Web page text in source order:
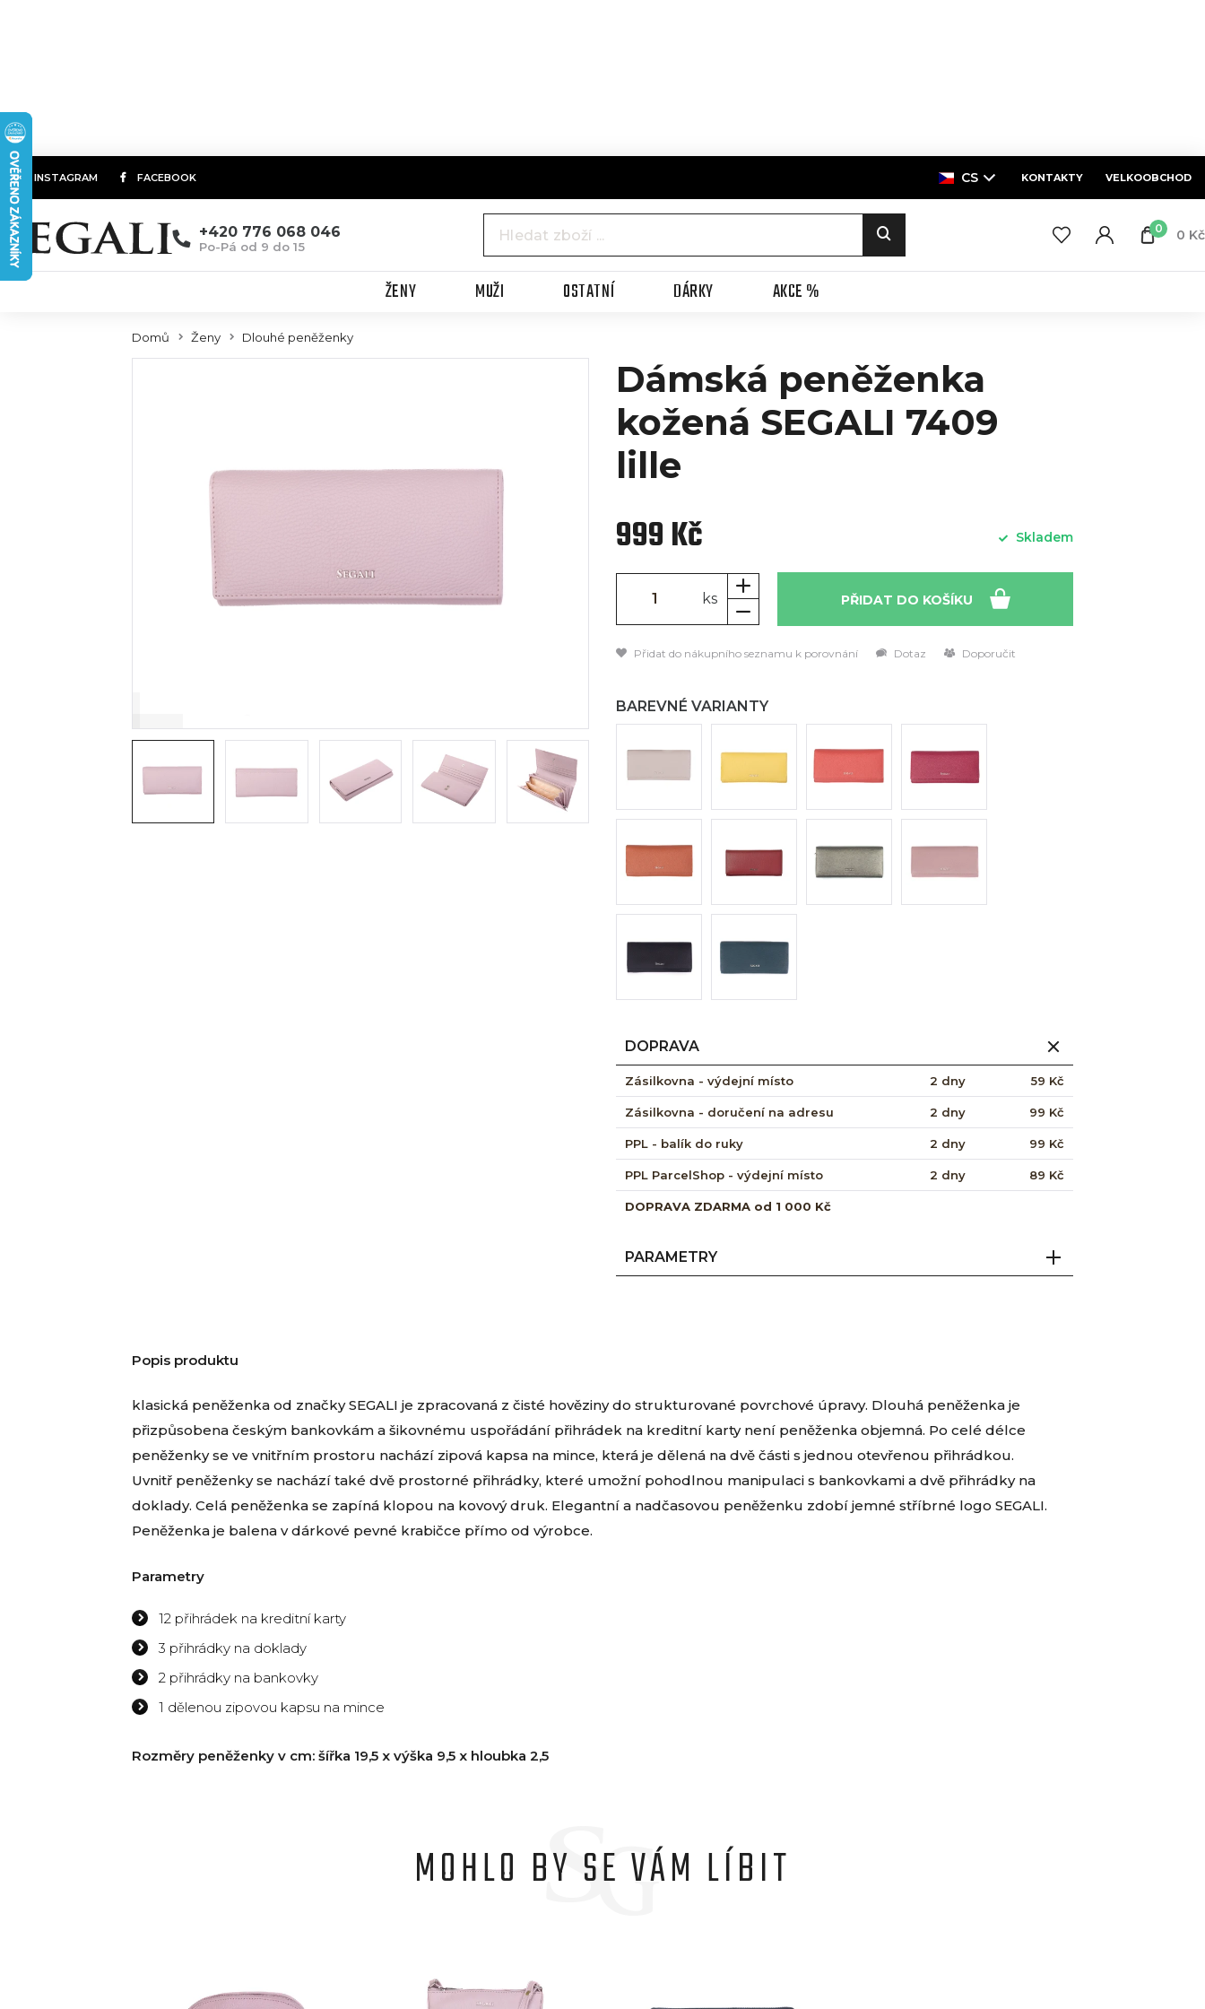
INSTAGRAM FACEBOOK CS KONTAKTY VELKOOBCHOD
+420 776 068 046
Po-Pá od 9 do 15
0 0 Kč
ŽENY MUŽI OSTATNÍ DÁRKY AKCE %
Domů Ženy Dlouhé peněženky
Dámská peněženka
kožená SEGALI 7409
lille
999 Kč Skladem
ks PŘIDAT DO KOŠÍKU
Přidat do nákupního seznamu k porovnání Dotaz Doporučit
BAREVNÉ VARIANTY
DOPRAVA
Zásilkovna - výdejní místo 2 dny 59 Kč
Zásilkovna - doručení na adresu 2 dny 99 Kč
PPL - balík do ruky 2 dny 99 Kč
PPL ParcelShop - výdejní místo 2 dny 89 Kč
DOPRAVA ZDARMA od 1 000 Kč
PARAMETRY
Popis produktu
klasická peněženka od značky SEGALI je zpracovaná z čisté hověziny do strukturované povrchové úpravy. Dlouhá peněženka je
přizpůsobena českým bankovkám a šikovnému uspořádání přihrádek na kreditní karty není peněženka objemná. Po celé délce
peněženky se ve vnitřním prostoru nachází zipová kapsa na mince, která je dělená na dvě části s jednou otevřenou přihrádkou.
Uvnitř peněženky se nachází také dvě prostorné přihrádky, které umožní pohodlnou manipulaci s bankovkami a dvě přihrádky na
doklady. Celá peněženka se zapíná klopou na kovový druk. Elegantní a nadčasovou peněženku zdobí jemné stříbrné logo SEGALI.
Peněženka je balena v dárkové pevné krabičce přímo od výrobce.
Parametry
12 přihrádek na kreditní karty
3 přihrádky na doklady
2 přihrádky na bankovky
1 dělenou zipovou kapsu na mince
Rozměry peněženky v cm: šířka 19,5 x výška 9,5 x hloubka 2,5
MOHLO BY SE VÁM LÍBIT